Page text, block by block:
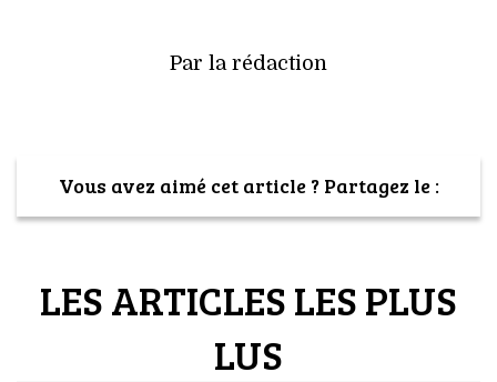
Par la rédaction
Vous avez aimé cet article ? Partagez le :
LES ARTICLES LES PLUS
LUS